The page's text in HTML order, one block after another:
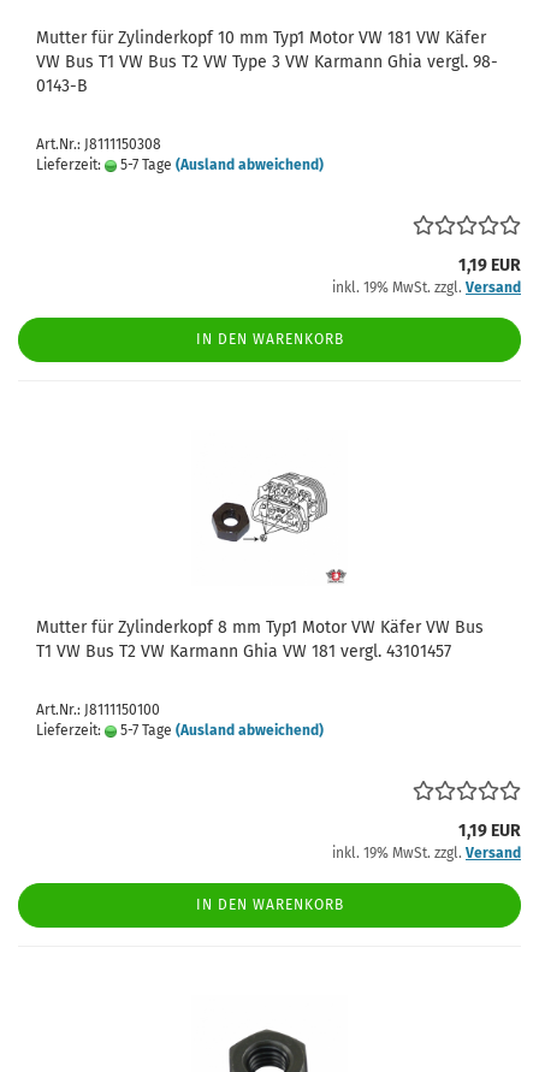
Mutter für Zylinderkopf 10 mm Typ1 Motor VW 181 VW Käfer
VW Bus T1 VW Bus T2 VW Type 3 VW Karmann Ghia vergl. 98-
0143-B
Art.Nr.: J8111150308
Lieferzeit:
5-7 Tage (Ausland abweichend)
1,19 EUR
inkl. 19% MwSt. zzgl. Versand
IN DEN WARENKORB
Mutter für Zylinderkopf 8 mm Typ1 Motor VW Käfer VW Bus
T1 VW Bus T2 VW Karmann Ghia VW 181 vergl. 43101457
Art.Nr.: J8111150100
Lieferzeit:
5-7 Tage (Ausland abweichend)
1,19 EUR
inkl. 19% MwSt. zzgl. Versand
IN DEN WARENKORB